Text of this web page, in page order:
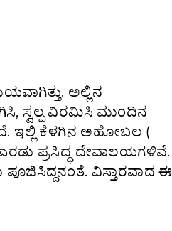
ಅಲ್ಲಿನ
ಸ್ವಲ್ಪ ವಿರಮಿಸಿ ಮುಂದಿನ
ಇಲ್ಲಿ ಕೆಳಗಿನ ಅಹೋಬಲ (
ಪ್ರಸಿದ್ಧ ದೇವಾಲಯಗಳಿವೆ.
ವಿಸ್ತಾರವಾದ ಈ